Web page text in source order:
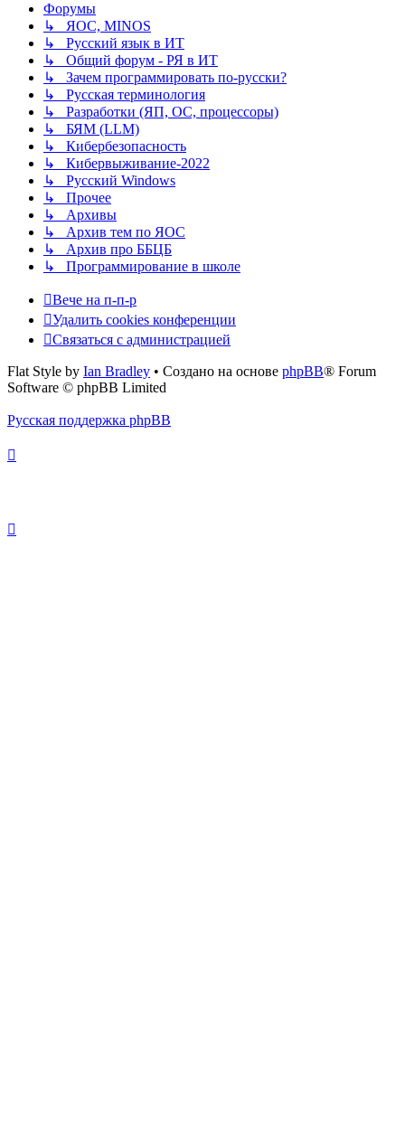
Форумы
↳ ЯОС, MINOS
↳ Русский язык в ИТ
↳ Общий форум - РЯ в ИТ
↳ Зачем программировать по-русски?
↳ Русская терминология
↳ Разработки (ЯП, ОС, процессоры)
↳ БЯМ (LLM)
↳ Кибербезопасность
↳ Кибервыживание-2022
↳ Русский Windows
↳ Прочее
↳ Архивы
↳ Архив тем по ЯОС
↳ Архив про ББЦБ
↳ Программирование в школе
Вече на п-п-р
Удалить cookies конференции
Связаться с администрацией
Flat Style by Ian Bradley • Создано на основе phpBB® Forum
Software © phpBB Limited
Русская поддержка phpBB